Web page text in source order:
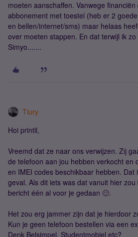
moeten aanschaffen. Vanwege
abbonement met toestel (heb er 2
en bellen/internet/sms) maar helaas
over moeten stappen. En dat terwijl ik
Simyo.......
Tiury
Hoi printil,
Vreemd dat ze naar ons verwijzen. Zij
de telefoon aan jou hebben verkocht en
en IMEI codes beschikbaar hebben. Dat
geval. Als dit iets was dat vanuit hier
bericht één al voor je gedaan 🙂.
Het zou erg jammer zijn dat je hierdoor
Kun je geen telefoon bestellen via een
Denk Belsimpel, Studentmobiel etc?